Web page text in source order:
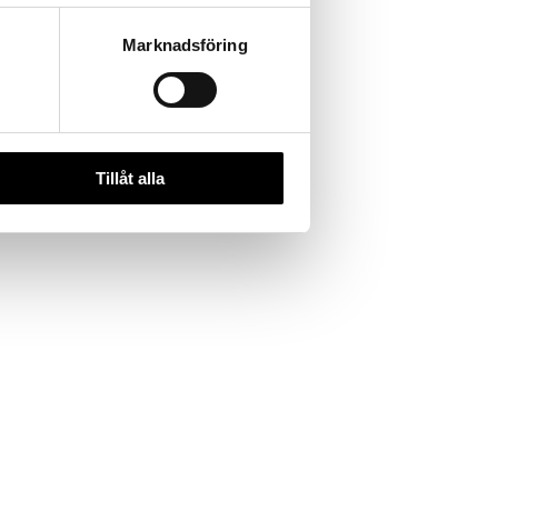
Marknadsföring
Tillåt alla